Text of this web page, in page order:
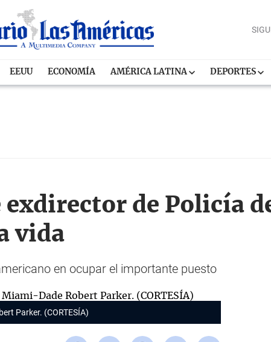
EEUU ECONOMÍA AMÉRICA LATINA DEPORTES
exdirector de Policía
vida
en ocupar el importante puesto
Parker. (CORTESÍA)